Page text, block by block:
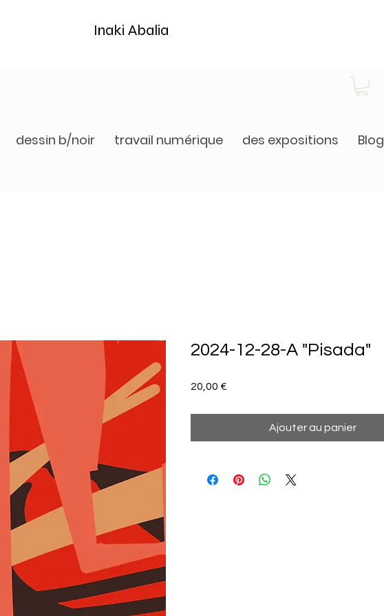
dessin b/noir travail numérique des expositions Blog
Inaki Abalia
2024-12-28-A "Pisada"
20,00 €
Ajouter au panier